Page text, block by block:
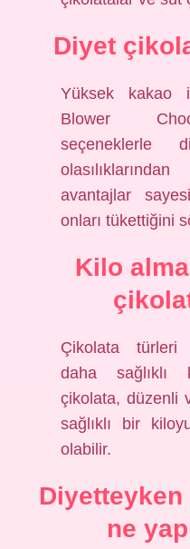
Diyet
Yüksek kakao
Blower
seçeneklerle
avantajlar
onları tükettiğini
Kilo
Çikolata türleri
daha sağlıklı
çikolata, düzenli
sağlıklı bir
olabilir.
ne